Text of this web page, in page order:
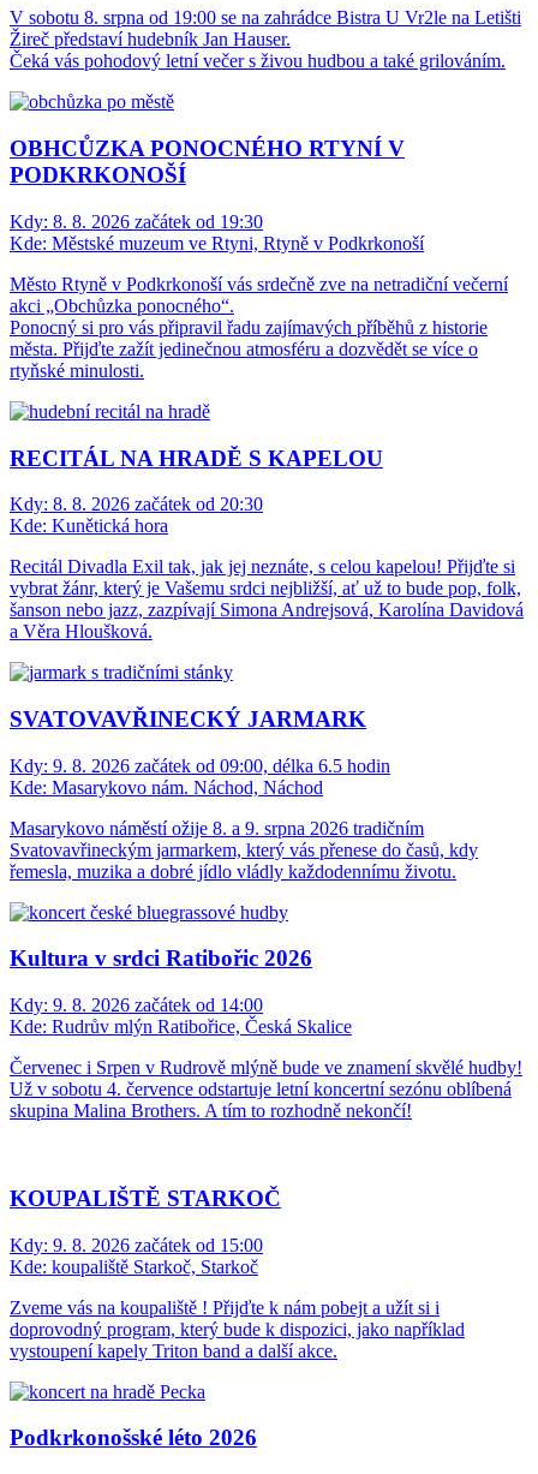
V sobotu 8. srpna od 19:00 se na zahrádce Bistra U Vr2le na Letišti
Žireč představí hudebník Jan Hauser.
Čeká vás pohodový letní večer s živou hudbou a také grilováním.
OBHCŮZKA PONOCNÉHO RTYNÍ V
PODKRKONOŠÍ
Kdy: 8. 8. 2026 začátek od 19:30
Kde: Městské muzeum ve Rtyni, Rtyně v Podkrkonoší
Město Rtyně v Podkrkonoší vás srdečně zve na netradiční večerní
akci „Obchůzka ponocného“.
Ponocný si pro vás připravil řadu zajímavých příběhů z historie
města. Přijďte zažít jedinečnou atmosféru a dozvědět se více o
rtyňské minulosti.
RECITÁL NA HRADĚ S KAPELOU
Kdy: 8. 8. 2026 začátek od 20:30
Kde: Kunětická hora
Recitál Divadla Exil tak, jak jej neznáte, s celou kapelou! Přijďte si
vybrat žánr, který je Vašemu srdci nejbližší, ať už to bude pop, folk,
šanson nebo jazz, zazpívají Simona Andrejsová, Karolína Davidová
a Věra Hloušková.
SVATOVAVŘINECKÝ JARMARK
Kdy: 9. 8. 2026 začátek od 09:00, délka 6.5 hodin
Kde: Masarykovo nám. Náchod, Náchod
Masarykovo náměstí ožije 8. a 9. srpna 2026 tradičním
Svatovavřineckým jarmarkem, který vás přenese do časů, kdy
řemesla, muzika a dobré jídlo vládly každodennímu životu.
Kultura v srdci Ratibořic 2026
Kdy: 9. 8. 2026 začátek od 14:00
Kde: Rudrův mlýn Ratibořice, Česká Skalice
Červenec i Srpen v Rudrově mlýně bude ve znamení skvělé hudby!
Už v sobotu 4. července odstartuje letní koncertní sezónu oblíbená
skupina Malina Brothers. A tím to rozhodně nekončí!
KOUPALIŠTĚ STARKOČ
Kdy: 9. 8. 2026 začátek od 15:00
Kde: koupaliště Starkoč, Starkoč
Zveme vás na koupaliště ! Přijďte k nám pobejt a užít si i
doprovodný program, který bude k dispozici, jako například
vystoupení kapely Triton band a další akce.
Podkrkonošské léto 2026